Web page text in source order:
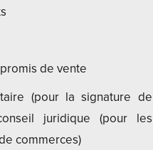
de vente
(pour la signature de
juridique (pour les
commerces)